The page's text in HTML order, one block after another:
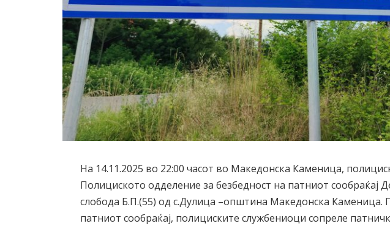
На 14.11.2025 во 22:00 часот во Македонска Каменица,
Полициското одделение за безбедност на патниот сообраќај
слобода Б.П.(55) од с.Дулица –општина Македонска Каменица.
патниот сообраќај, полициските службениоци сопреле